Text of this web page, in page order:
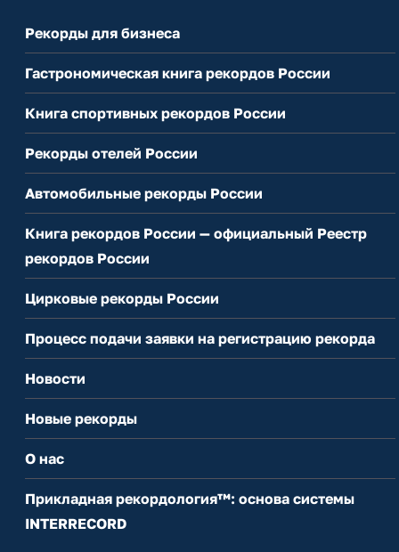
Рекорды для бизнеса
Гастрономическая книга рекордов России
Книга спортивных рекордов России
Рекорды отелей России
Автомобильные рекорды России
Книга рекордов России — официальный Реестр
рекордов России
Цирковые рекорды России
Процесс подачи заявки на регистрацию рекорда
Новости
Новые рекорды
О нас
Прикладная рекордология™: основа системы
INTERRECORD